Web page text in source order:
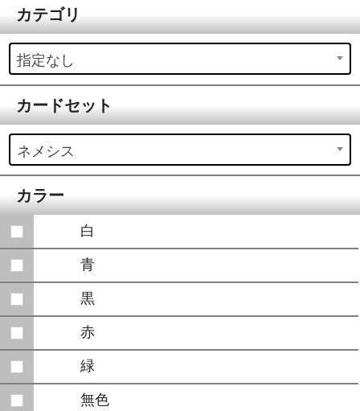
カテゴリ
指定なし
カードセット
ネメシス
カラー
白
青
黒
赤
緑
無色